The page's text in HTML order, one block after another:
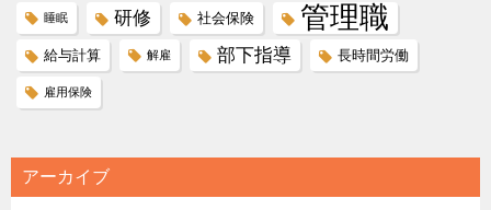
睡眠 研修 社会保険 管理職
給与計算 解雇 部下指導 長時間労働
雇用保険
アーカイブ